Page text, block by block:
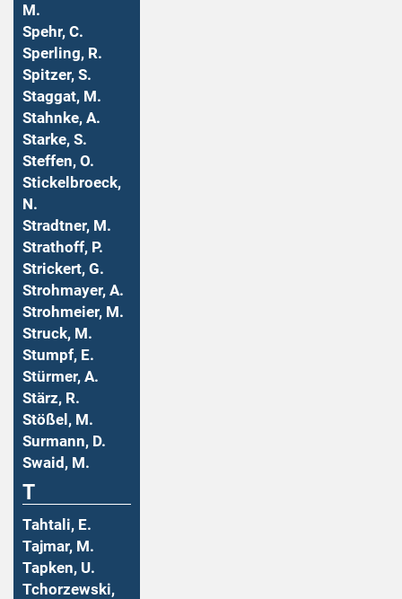
M.
Spehr, C.
Sperling, R.
Spitzer, S.
Staggat, M.
Stahnke, A.
Starke, S.
Steffen, O.
Stickelbroeck,
N.
Stradtner, M.
Strathoff, P.
Strickert, G.
Strohmayer, A.
Strohmeier, M.
Struck, M.
Stumpf, E.
Stürmer, A.
Stärz, R.
Stößel, M.
Surmann, D.
Swaid, M.
T
Tahtali, E.
Tajmar, M.
Tapken, U.
Tchorzewski,